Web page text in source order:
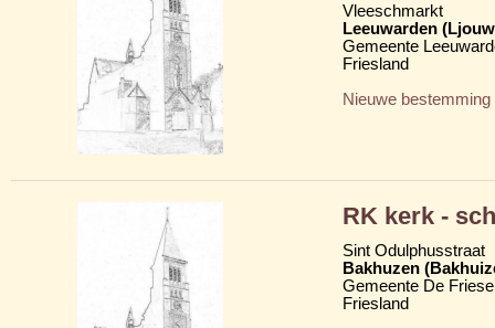
Vleeschmarkt
Leeuwarden
Gemeente
Friesland
Nieuwe bestemming
RK kerk -
Sint Odulphusstraat
Bakhuzen
Gemeente De
Friesland